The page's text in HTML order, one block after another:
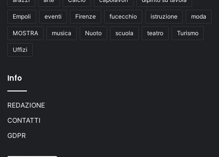
Empoli eventi Firenze fucecchio istruzione moda
MOSTRA musica Nuoto scuola teatro Turismo
Uffizi
Info
REDAZIONE
CONTATTI
GDPR